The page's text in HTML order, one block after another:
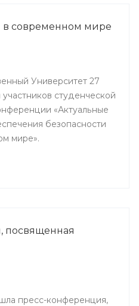
современном мире
Университет 27
студенческой
«Актуальные
безопасности
мире».
посвященная
пресс-конференция,